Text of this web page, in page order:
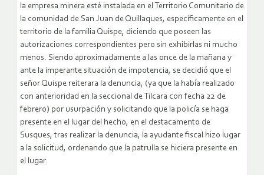
la empresa minera esté instalada en el Territorio Comunitario de
la comunidad de San Juan de Quillaques, específicamente en el
territorio de la familia Quispe, diciendo que poseen las
autorizaciones correspondientes pero sin exhibirlas ni mucho
menos. Siendo aproximadamente a las once de la mañana y
ante la imperante situación de impotencia, se decidió que el
señor Quispe reiterara la denuncia, (ya que la había realizado
con anterioridad en la seccional de Tilcara con fecha 22 de
febrero) por usurpación y solicitando que la policía se haga
presente en el lugar del hecho, en el destacamento de
Susques, tras realizar la denuncia, la ayudante fiscal hizo lugar
a la solicitud, ordenando que la patrulla se hiciera presente en
el lugar.